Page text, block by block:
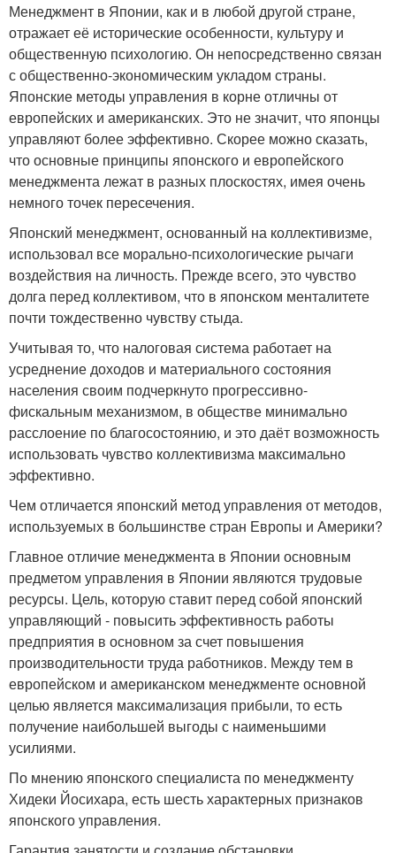
Менеджмент в Японии, как и в любой другой стране,
отражает её исторические особенности, культуру и
общественную психологию. Он непосредственно связан
с общественно-экономическим укладом страны.
Японские методы управления в корне отличны от
европейских и американских. Это не значит, что японцы
управляют более эффективно. Скорее можно сказать,
что основные принципы японского и европейского
менеджмента лежат в разных плоскостях, имея очень
немного точек пересечения.
Японский менеджмент, основанный на коллективизме,
использовал все морально-психологические рычаги
воздействия на личность. Прежде всего, это чувство
долга перед коллективом, что в японском менталитете
почти тождественно чувству стыда.
Учитывая то, что налоговая система работает на
усреднение доходов и материального состояния
населения своим подчеркнуто прогрессивно-
фискальным механизмом, в обществе минимально
расслоение по благосостоянию, и это даёт возможность
использовать чувство коллективизма максимально
эффективно.
Чем отличается японский метод управления от методов,
используемых в большинстве стран Европы и Америки?
Главное отличие менеджмента в Японии основным
предметом управления в Японии являются трудовые
ресурсы. Цель, которую ставит перед собой японский
управляющий - повысить эффективность работы
предприятия в основном за счет повышения
производительности труда работников. Между тем в
европейском и американском менеджменте основной
целью является максимализация прибыли, то есть
получение наибольшей выгоды с наименьшими
усилиями.
По мнению японского специалиста по менеджменту
Хидеки Йосихара, есть шесть характерных признаков
японского управления.